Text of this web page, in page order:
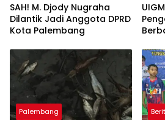
SAH! M. Djody Nugraha
Dilantik Jadi Anggota DPRD
Kota Palembang
Palembang